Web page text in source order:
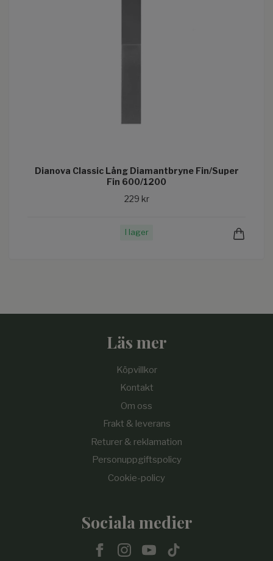
Dianova Classic Lång Diamantbryne Fin/Super
Fin 600/1200
229 kr
I lager
Läs mer
Köpvillkor
Kontakt
Om oss
Frakt & leverans
Returer & reklamation
Personuppgiftspolicy
Cookie-policy
Sociala medier